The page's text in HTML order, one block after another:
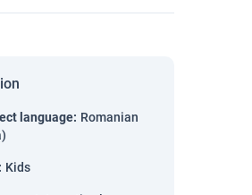
language: Romanian
: Kids